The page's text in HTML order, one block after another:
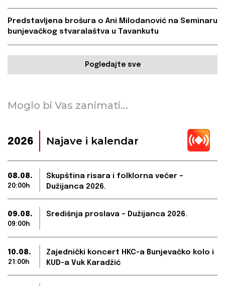
Predstavljena brošura o Ani Milodanović na Seminaru
bunjevačkog stvaralaštva u Tavankutu
Pogledajte sve
Moglo bi Vas zanimati...
2026 Najave i kalendar
08.08.
20:00h
Skupština risara i folklorna večer –
Dužijanca 2026.
09.08.
09:00h
Središnja proslava – Dužijanca 2026.
10.08.
21:00h
Zajednički koncert HKC-a Bunjevačko kolo i
KUD-a Vuk Karadžić